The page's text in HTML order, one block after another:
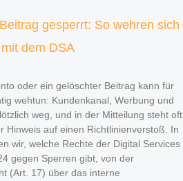
gesperrt: So wehren sich
dem DSA
oder ein gelöschter Beitrag kann für
wehtun: Kundenkanal, Werbung und
weg, und in der Mitteilung steht oft
Hinweis auf einen Richtlinienverstoß. In
wir, welche Rechte der Digital Services
gegen Sperren gibt, von der
(Art. 17) über das interne